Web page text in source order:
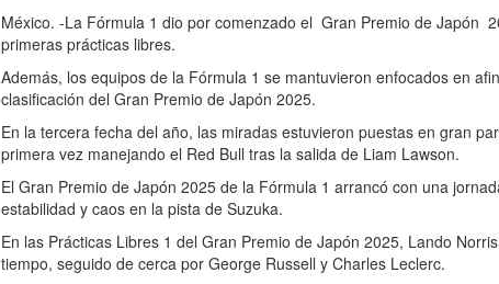
México. -La Fórmula 1 dio por comenzado el Gran Premio de Japón
primeras prácticas libres.
Además, los equipos de la Fórmula 1 se mantuvieron enfocados en
clasificación del Gran Premio de Japón 2025.
En la tercera fecha del año, las miradas estuvieron puestas en gran
primera vez manejando el Red Bull tras la salida de Liam Lawson.
El Gran Premio de Japón 2025 de la Fórmula 1 arrancó con una
estabilidad y caos en la pista de Suzuka.
En las Prácticas Libres 1 del Gran Premio de Japón 2025, Lando
tiempo, seguido de cerca por George Russell y Charles Leclerc.